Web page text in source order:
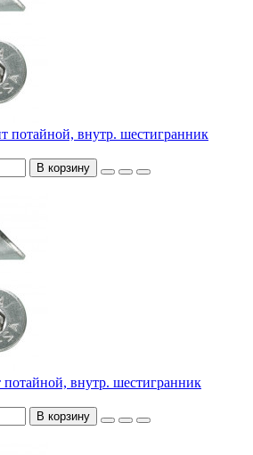
потайной, внутр. шестигранник
В корзину
внутр. шестигранник
В корзину